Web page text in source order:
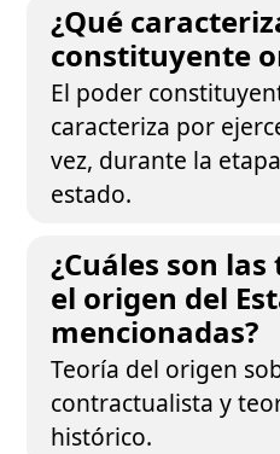
¿Qué
constituyente
El poder
caracteriza por
vez, durante la
estado.
¿Cuáles son
el origen del
mencionadas?
Teoría del origen
contractualista y
histórico.